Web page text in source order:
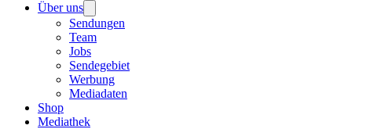
Über uns
Sendungen
Team
Jobs
Sendegebiet
Werbung
Mediadaten
Shop
Mediathek